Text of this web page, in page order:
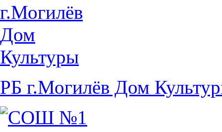
РБ г.Могилёв Дом